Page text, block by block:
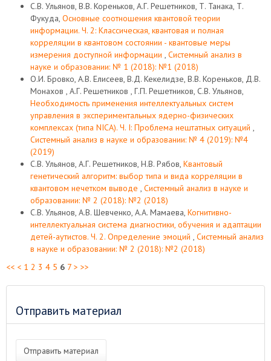
С.В. Ульянов, В.В. Кореньков, А.Г. Решетников, Т. Танака, Т.
Фукуда, Основные соотношения квантовой теории
информации. Ч. 2: Классическая, квантовая и полная
корреляции в квантовом состоянии - квантовые меры
измерения доступной информации , Системный анализ в
науке и образовании: № 1 (2018): №1 (2018)
О.И. Бровко, А.В. Елисеев, В.Д. Кекелидзе, В.В. Кореньков, Д.В.
Монахов , А.Г. Решетников , Г.П. Решетников, С.В. Ульянов,
Необходимость применения интеллектуальных систем
управления в экспериментальных ядерно-физических
комплексах (типа NICA). Ч. I: Проблема нештатных ситуаций ,
Системный анализ в науке и образовании: № 4 (2019): №4
(2019)
С.В. Ульянов, А.Г. Решетников, Н.В. Рябов, Квантовый
генетический алгоритм: выбор типа и вида корреляции в
квантовом нечетком выводе , Системный анализ в науке и
образовании: № 2 (2018): №2 (2018)
С.В. Ульянов, А.В. Шевченко, А.А. Мамаева, Когнитивно-
интеллектуальная система диагностики, обучения и адаптации
детей-аутистов. Ч. 2. Определение эмоций , Системный анализ
в науке и образовании: № 2 (2018): №2 (2018)
<< < 1 2 3 4 5 6 7 > >>
Отправить материал
Отправить материал